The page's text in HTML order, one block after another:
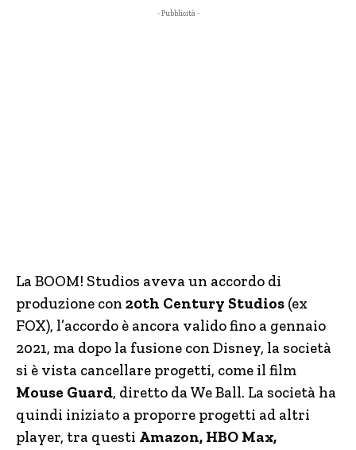
- Pubblicità -
La BOOM! Studios aveva un accordo di
produzione con 20th Century Studios (ex
FOX), l’accordo è ancora valido fino a gennaio
2021, ma dopo la fusione con Disney, la società
si è vista cancellare progetti, come il film
Mouse Guard, diretto da We Ball. La società ha
quindi iniziato a proporre progetti ad altri
player, tra questi Amazon, HBO Max,